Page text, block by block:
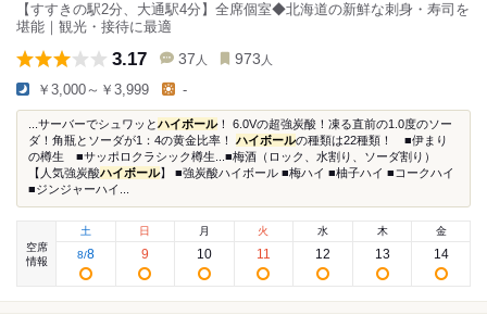
【すすきの駅2分、大通駅4分】全席個室◆北海道の新鮮な刺身・寿司を
堪能｜観光・接待に最適
3.17 37 人 973 人
￥3,000～￥3,999 -
...サーバーでシュワッとハイボール！ 6.0Vの超強炭酸！凍る直前の1.0度のソー
ダ！角瓶とソーダが1：4の黄金比率！ ハイボールの種類は22種類！ ■伊まり
の樽生 ■サッポロクラシック樽生...■梅酒（ロック、水割り、ソーダ割り）
【人気強炭酸ハイボール】 ■強炭酸ハイボール ■梅ハイ ■柚子ハイ ■コークハイ
■ジンジャーハイ...
空席
情報
土
8/8
日
9
月
10
火
11
水
12
木
13
金
14